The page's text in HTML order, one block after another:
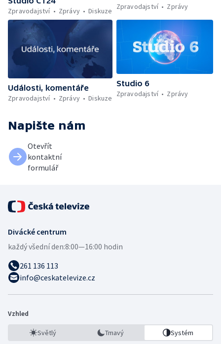
Zpravodajství
Zprávy Diskuze
Zpravodajství
Zprávy
Události, komentáře
Zpravodajství
Zprávy Diskuze
Studio 6
Zpravodajství
Zprávy
Napište nám
Otevřít
kontaktní
formulář
Divácké centrum
každý všední den:8:00—16:00 hodin
261 136 113
info@ceskatelevize.cz
Vzhled
Světlý Tmavý Systém